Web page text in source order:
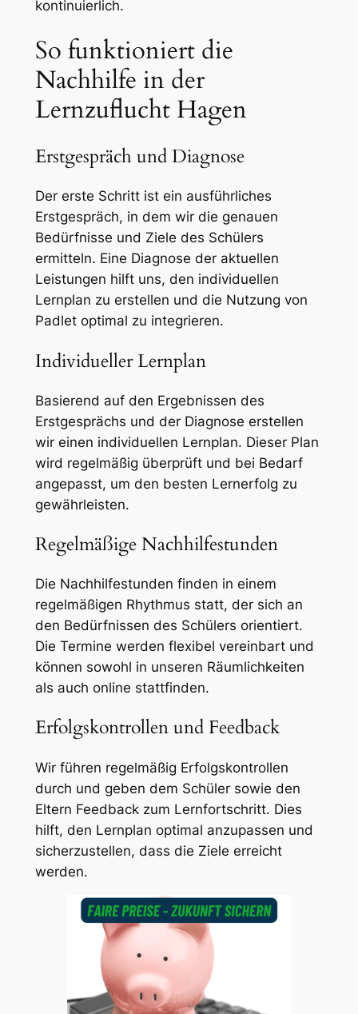
kontinuierlich.
So funktioniert die
Nachhilfe in der
Lernzuflucht Hagen
Erstgespräch und Diagnose
Der erste Schritt ist ein ausführliches
Erstgespräch, in dem wir die genauen
Bedürfnisse und Ziele des Schülers
ermitteln. Eine Diagnose der aktuellen
Leistungen hilft uns, den individuellen
Lernplan zu erstellen und die Nutzung von
Padlet optimal zu integrieren.
Individueller Lernplan
Basierend auf den Ergebnissen des
Erstgesprächs und der Diagnose erstellen
wir einen individuellen Lernplan. Dieser Plan
wird regelmäßig überprüft und bei Bedarf
angepasst, um den besten Lernerfolg zu
gewährleisten.
Regelmäßige Nachhilfestunden
Die Nachhilfestunden finden in einem
regelmäßigen Rhythmus statt, der sich an
den Bedürfnissen des Schülers orientiert.
Die Termine werden flexibel vereinbart und
können sowohl in unseren Räumlichkeiten
als auch online stattfinden.
Erfolgskontrollen und Feedback
Wir führen regelmäßig Erfolgskontrollen
durch und geben dem Schüler sowie den
Eltern Feedback zum Lernfortschritt. Dies
hilft, den Lernplan optimal anzupassen und
sicherzustellen, dass die Ziele erreicht
werden.